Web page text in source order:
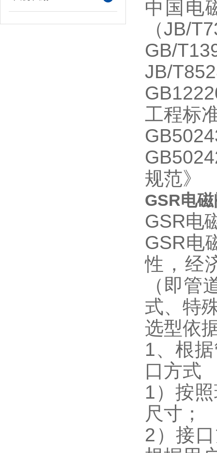
中国电
（JB/
GB/
JB/
工程标
规范》
GSR电
GSR电
GSR电
性，经
（即
式、特
选型依
1、根
口方式
1）按
尺寸；
2）接